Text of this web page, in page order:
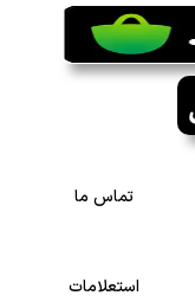
تماس ما
استعلامات